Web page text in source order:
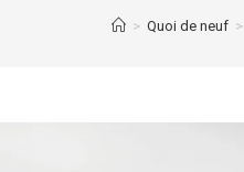
> Quoi de neuf >